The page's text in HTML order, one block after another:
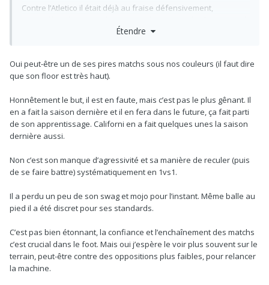
Contre l’Atletico il était déjà au fraise défensivement,
laisse le Bayern exister en seconde MT.
rythme.
Étendre
Oui peut-être un de ses pires matchs sous nos couleurs (il faut dire
que son floor est très haut).
Honnêtement le but, il est en faute, mais c’est pas le plus gênant. Il
en a fait la saison dernière et il en fera dans le future, ça fait parti
de son apprentissage. Californi en a fait quelques unes la saison
dernière aussi.
Non c’est son manque d’agressivité et sa manière de reculer (puis
de se faire battre) systématiquement en 1vs1.
Il a perdu un peu de son swag et mojo pour l’instant. Même balle au
pied il a été discret pour ses standards.
C’est pas bien étonnant, la confiance et l’enchaînement des matchs
c’est crucial dans le foot. Mais oui j’espère le voir plus souvent sur le
terrain, peut-être contre des oppositions plus faibles, pour relancer
la machine.